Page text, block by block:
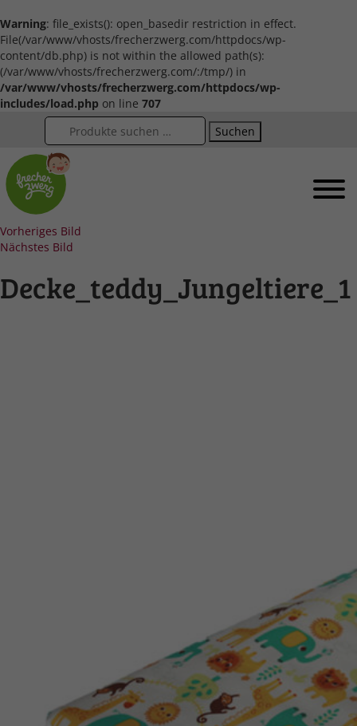
Warning: file_exists(): open_basedir restriction in effect.
File(/var/www/vhosts/frecherzwerg.com/httpdocs/wp-
content/db.php) is not within the allowed path(s):
(/var/www/vhosts/frecherzwerg.com/:/tmp/) in
/var/www/vhosts/frecherzwerg.com/httpdocs/wp-
includes/load.php on line 707
Suchen
Vorheriges Bild
Nächstes Bild
Decke_teddy_Jungeltiere_1